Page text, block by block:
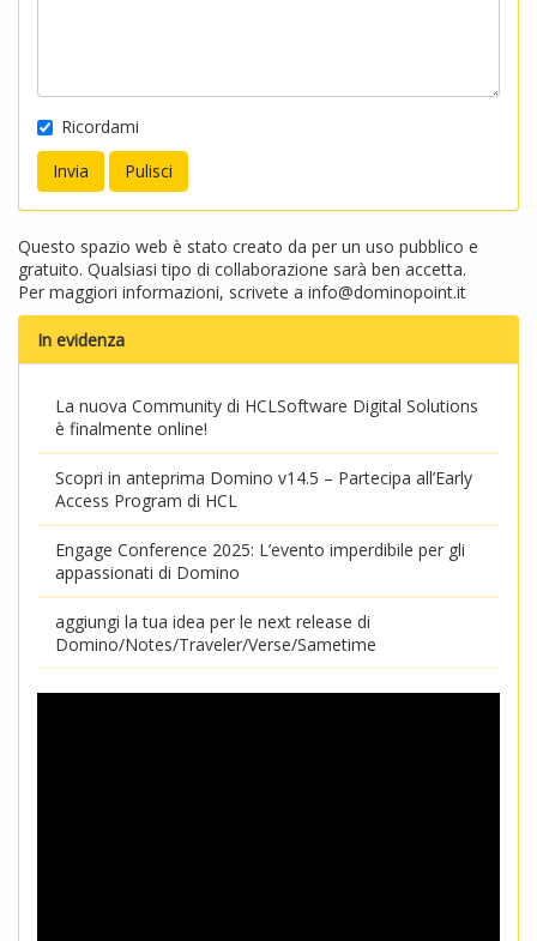
Ricordami
Questo spazio web è stato creato da per un uso pubblico e
gratuito. Qualsiasi tipo di collaborazione sarà ben accetta.
Per maggiori informazioni, scrivete a info@dominopoint.it
In evidenza
La nuova Community di HCLSoftware Digital Solutions
è finalmente online!
Scopri in anteprima Domino v14.5 – Partecipa all’Early
Access Program di HCL
Engage Conference 2025: L’evento imperdibile per gli
appassionati di Domino
aggiungi la tua idea per le next release di
Domino/Notes/Traveler/Verse/Sametime